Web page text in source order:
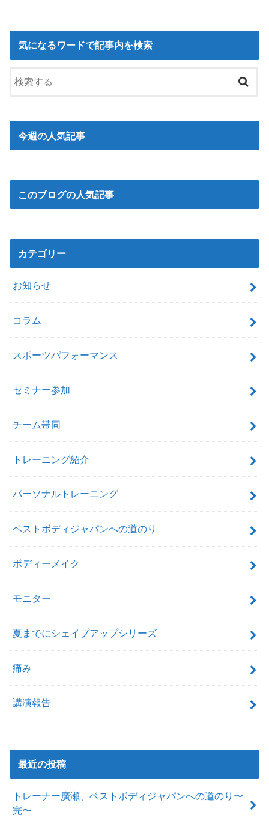
気になるワードで記事内を検索
今週の人気記事
このブログの人気記事
カテゴリー
お知らせ
コラム
スポーツパフォーマンス
セミナー参加
チーム帯同
トレーニング紹介
パーソナルトレーニング
ベストボディジャパンへの道のり
ボディーメイク
モニター
夏までにシェイプアップシリーズ
痛み
講演報告
最近の投稿
トレーナー廣瀬、ベストボディジャパンへの道のり〜
完〜